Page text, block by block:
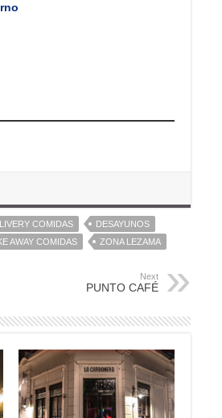
COMIDAS
DESAYUNOS
AWAY COMIDAS ZONA LEZAMA
Next
PUNTO CAFÉ